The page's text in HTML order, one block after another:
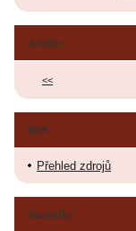
Archiv
<<
RSS
Přehled zdrojů
Statistiky